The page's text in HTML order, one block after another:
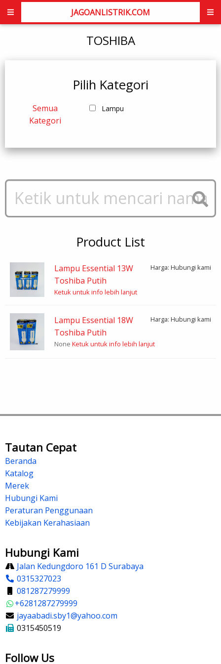
JAGOANLISTRIK.COM
TOSHIBA
Pilih Kategori
Semua
Kategori
Lampu
Product List
Lampu Essential 13W
Toshiba Putih
Harga: Hubungi kami
Ketuk untuk info lebih lanjut
Lampu Essential 18W
Toshiba Putih
Harga: Hubungi kami
None Ketuk untuk info lebih lanjut
Tautan Cepat
Beranda
Katalog
Merek
Hubungi Kami
Peraturan Penggunaan
Kebijakan Kerahasiaan
Hubungi Kami
Jalan Kedungdoro 161 D Surabaya
0315327023
081287279999
+6281287279999
jayaabadi.sby1@yahoo.com
0315450519
Follow Us